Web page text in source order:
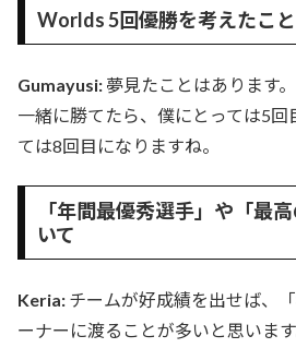
Worlds 5回優勝を考えたこ
Gumayusi: 夢見たことはあります
一緒に勝てたら、僕にとっては5回
ては8回目になりますね。
「年間最優秀選手」や「最
いて
Keria: チームが好成績を出せば、
ーナーに渡ることが多いと思いま